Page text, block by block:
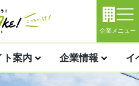
企業メニュー
ト案内 企業情報 イ